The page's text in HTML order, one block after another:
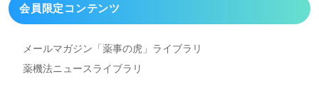
会員限定コンテンツ
メールマガジン「薬事の虎」 ライブラリ
薬機法ニュースライブラリ